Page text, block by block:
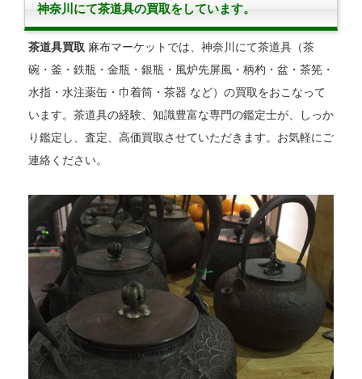
神奈川にて茶道具の買取をしています。
茶道具買取 麻布マーケットでは、神奈川にて茶道具（茶
碗・釜・鉄瓶・金瓶・銀瓶・風炉先屏風・柄杓・盆・茶筅・
水指・水注薬缶・巾着筒・茶器 など）の買取をおこなって
います。茶道具の経験、知識豊富な専門の鑑定士が、しっか
り鑑定し、査定、高価買取させていただきます。お気軽にご
連絡ください。